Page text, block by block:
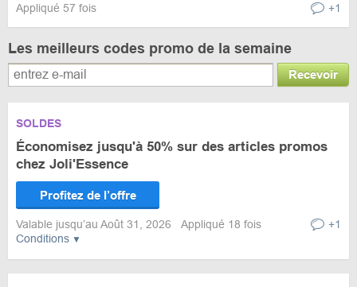
Appliqué 57 fois +1
Les meilleurs codes promo de la semaine
Recevoir
Conditions
SOLDES
Économisez jusqu'à 50% sur des articles promos
chez Joli'Essence
Profitez de l’offre
Valable jusqu’au Août 31, 2026 Appliqué 18 fois +1